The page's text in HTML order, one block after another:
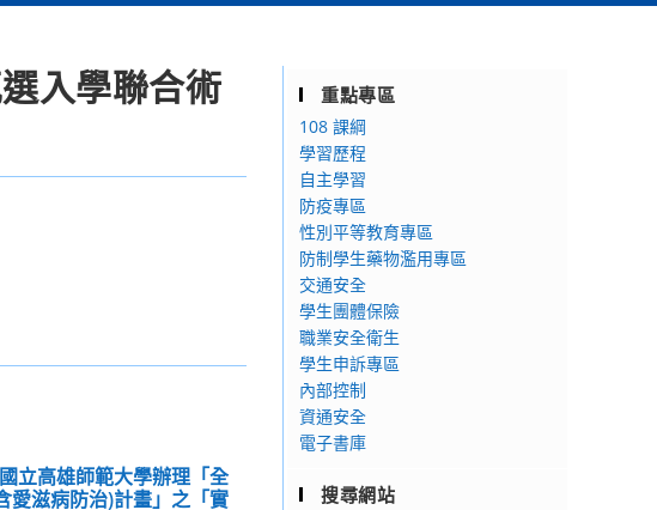
入學聯合術
立高雄師範大學辦理「全
愛滋病防治)計畫」之「實
重點專區
108 課綱
學習歷程
自主學習
防疫專區
性別平等教育專區
防制學生藥物濫用專區
交通安全
學生團體保險
職業安全衛生
學生申訴專區
內部控制
資通安全
電子書庫
搜尋網站